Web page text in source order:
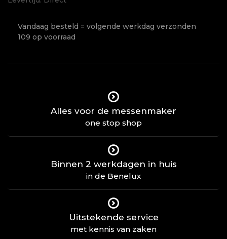
Vandaag besteld = volgende werkdag verzonden
109 op voorraad
Alles voor de messenmaker
one stop shop
Binnen 2 werkdagen in huis
in de Benelux
Uitstekende service
met kennis van zaken